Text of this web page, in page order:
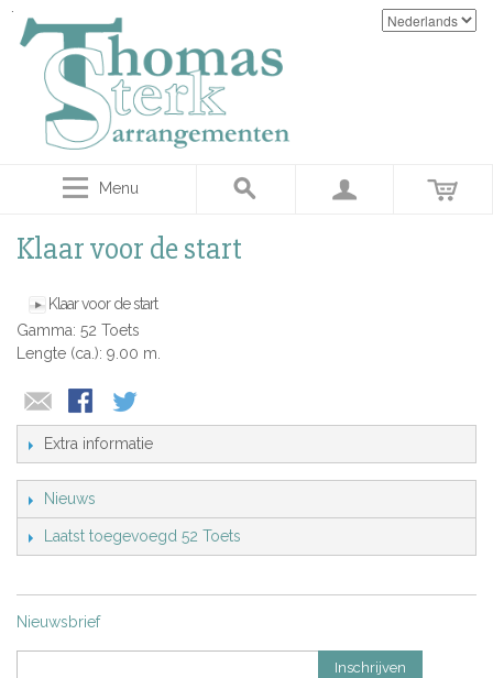
Menu
Klaar voor de start
Klaar voor de start
Gamma: 52 Toets
Lengte (ca.): 9.00 m.
Extra informatie
Nieuws
Laatst toegevoegd 52 Toets
Nieuwsbrief
Inschrijven